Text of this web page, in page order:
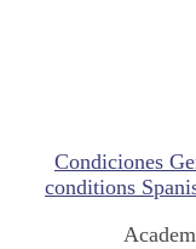
Condiciones
conditions